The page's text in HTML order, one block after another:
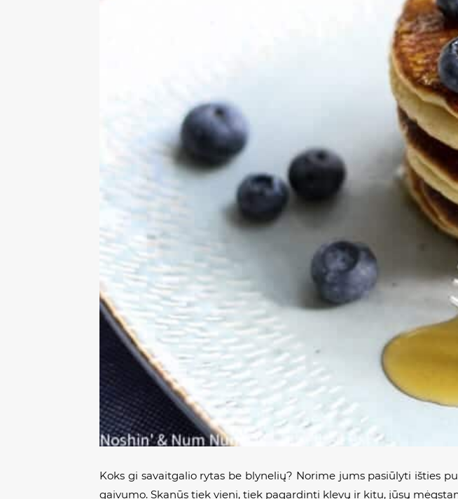
Koks gi savaitgalio rytas be blynelių? Norime jums pasiūlyti išties
gaivumo. Skanūs tiek vieni, tiek pagardinti klevų ir kitu, jūsų